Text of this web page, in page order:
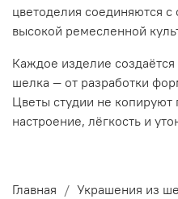
цветоделия соединяются
высокой ремесленной
Каждое изделие
шелка — от разработки
Цветы студии не копируют
настроение, лёгкость и
Главная
Украшения из